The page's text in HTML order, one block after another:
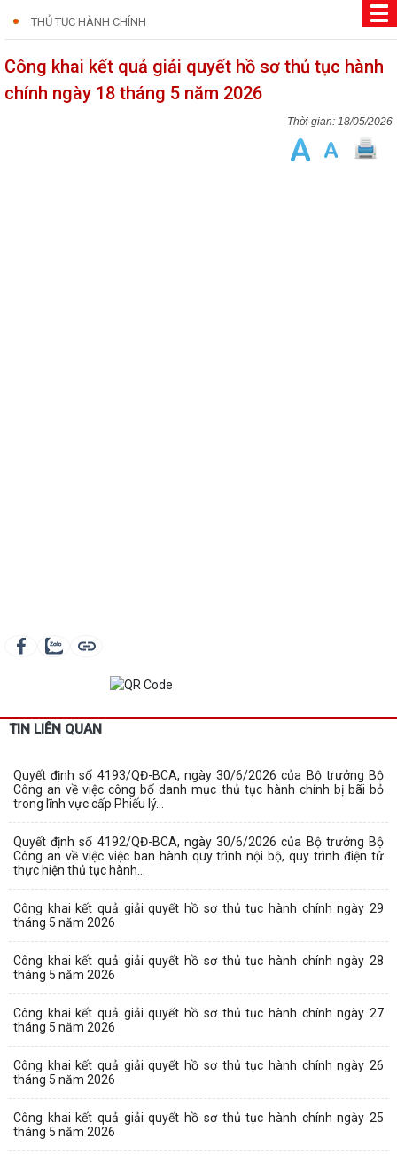
THỦ TỤC HÀNH CHÍNH
Công khai kết quả giải quyết hồ sơ thủ tục hành
chính ngày 18 tháng 5 năm 2026
18/05/2026
TIN LIÊN QUAN
Quyết định số 4193/QĐ-BCA, ngày 30/6/2026 của Bộ trưởng Bộ
Công an về việc công bố danh mục thủ tục hành chính bị bãi bỏ
trong lĩnh vực cấp Phiếu lý...
Quyết định số 4192/QĐ-BCA, ngày 30/6/2026 của Bộ trưởng Bộ
Công an về việc việc ban hành quy trình nội bộ, quy trình điện tử
thực hiện thủ tục hành...
Công khai kết quả giải quyết hồ sơ thủ tục hành chính ngày 29
tháng 5 năm 2026
Công khai kết quả giải quyết hồ sơ thủ tục hành chính ngày 28
tháng 5 năm 2026
Công khai kết quả giải quyết hồ sơ thủ tục hành chính ngày 27
tháng 5 năm 2026
Công khai kết quả giải quyết hồ sơ thủ tục hành chính ngày 26
tháng 5 năm 2026
Công khai kết quả giải quyết hồ sơ thủ tục hành chính ngày 25
tháng 5 năm 2026